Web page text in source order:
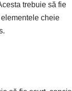
trebuie să fie
cheie